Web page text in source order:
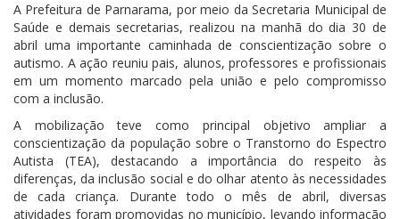
A Prefeitura de Parnarama, por meio da Secretaria Municipal de
Saúde e demais secretarias, realizou na manhã do dia 30 de
abril uma importante caminhada de conscientização sobre o
autismo. A ação reuniu pais, alunos, professores e profissionais
em um momento marcado pela união e pelo compromisso
com a inclusão.
A mobilização teve como principal objetivo ampliar a
conscientização da população sobre o Transtorno do Espectro
Autista (TEA), destacando a importância do respeito às
diferenças, da inclusão social e do olhar atento às necessidades
de cada criança. Durante todo o mês de abril, diversas
atividades foram promovidas no município, levando informação